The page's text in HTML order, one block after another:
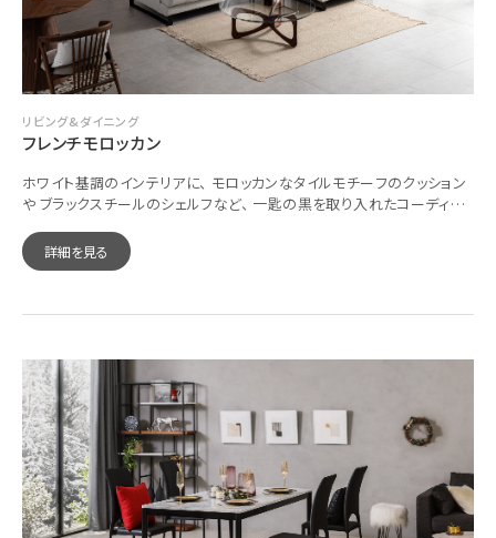
リビング&ダイニング
フレンチモロッカン
ホワイト基調のインテリアに、 モロッカンなタイルモチーフのクッション
や ブラックスチールのシェルフなど、 一匙の黒を取り入れたコーディネ
詳細を見る